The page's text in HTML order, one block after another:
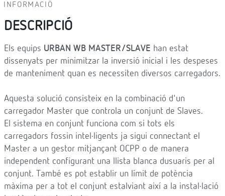
INFORMACIÓ
DESCRIPCIÓ
Els equips URBAN WB MASTER/SLAVE han estat
dissenyats per minimitzar la inversió inicial i les despeses
de manteniment quan es necessiten diversos carregadors.
Aquesta solució consisteix en la combinació d'un
carregador Master que controla un conjunt de Slaves.
El sistema en conjunt funciona com si tots els
carregadors fossin intel·ligents ja sigui connectant el
Master a un gestor mitjançant OCPP o de manera
independent configurant una llista blanca dusuaris per al
conjunt. També es pot establir un límit de potència
màxima per a tot el conjunt estalviant així a la instal·lació